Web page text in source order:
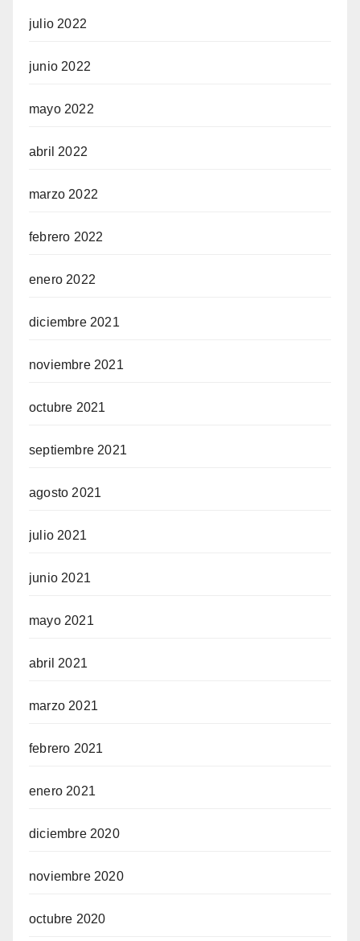
julio 2022
junio 2022
mayo 2022
abril 2022
marzo 2022
febrero 2022
enero 2022
diciembre 2021
noviembre 2021
octubre 2021
septiembre 2021
agosto 2021
julio 2021
junio 2021
mayo 2021
abril 2021
marzo 2021
febrero 2021
enero 2021
diciembre 2020
noviembre 2020
octubre 2020